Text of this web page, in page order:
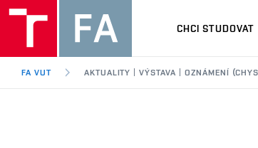
CHCI STUDOVAT
FA VUT AKTUALITY | VÝSTAVA | OZNÁMENÍ